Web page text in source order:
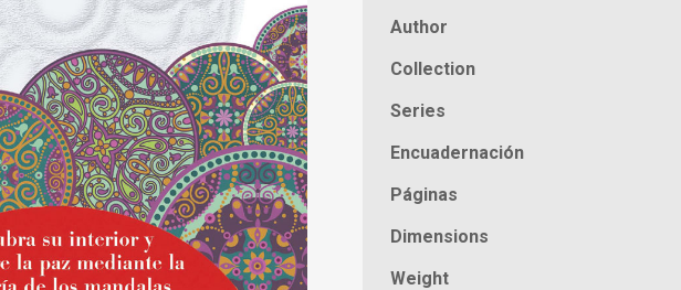
Author
Collection
Series
Encuadernación
Páginas
Dimensions
Weight